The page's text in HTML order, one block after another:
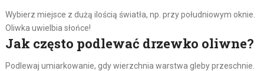
Wybierz miejsce z dużą ilością światła, np. przy południowym oknie.
Oliwka uwielbia słońce!
Jak często podlewać drzewko oliwne?
Podlewaj umiarkowanie, gdy wierzchnia warstwa gleby przeschnie.